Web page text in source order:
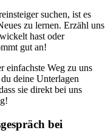
suchen, ist es
zu lernen. Erzähl uns
hast oder
gut an!
einfachste Weg zu uns
deine Unterlagen
sie direkt bei uns
bei